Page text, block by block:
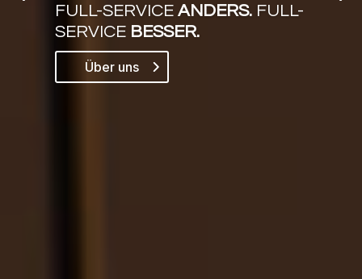
VIELFALT INLICHT.
FORTSCHRITT IN
Produkte entdecken